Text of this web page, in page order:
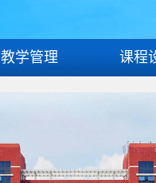
教学管理 课程